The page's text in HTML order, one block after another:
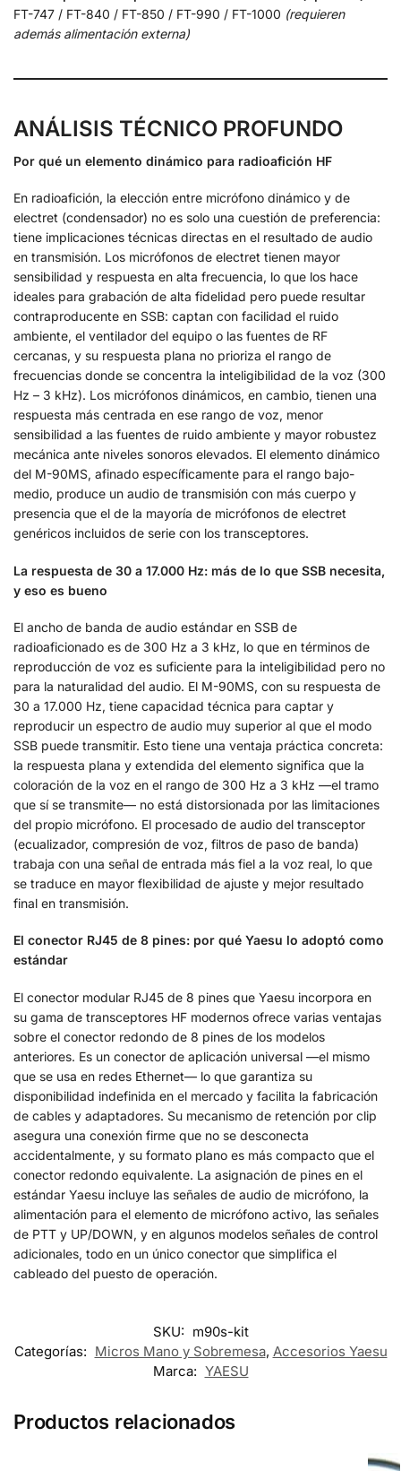
FT-747 / FT-840 / FT-850 / FT-990 / FT-1000 (requieren
además alimentación externa)
ANÁLISIS TÉCNICO PROFUNDO
Por qué un elemento dinámico para radioafición HF
En radioafición, la elección entre micrófono dinámico y de
electret (condensador) no es solo una cuestión de preferencia:
tiene implicaciones técnicas directas en el resultado de audio
en transmisión. Los micrófonos de electret tienen mayor
sensibilidad y respuesta en alta frecuencia, lo que los hace
ideales para grabación de alta fidelidad pero puede resultar
contraproducente en SSB: captan con facilidad el ruido
ambiente, el ventilador del equipo o las fuentes de RF
cercanas, y su respuesta plana no prioriza el rango de
frecuencias donde se concentra la inteligibilidad de la voz (300
Hz – 3 kHz). Los micrófonos dinámicos, en cambio, tienen una
respuesta más centrada en ese rango de voz, menor
sensibilidad a las fuentes de ruido ambiente y mayor robustez
mecánica ante niveles sonoros elevados. El elemento dinámico
del M-90MS, afinado específicamente para el rango bajo-
medio, produce un audio de transmisión con más cuerpo y
presencia que el de la mayoría de micrófonos de electret
genéricos incluidos de serie con los transceptores.
La respuesta de 30 a 17.000 Hz: más de lo que SSB necesita,
y eso es bueno
El ancho de banda de audio estándar en SSB de
radioaficionado es de 300 Hz a 3 kHz, lo que en términos de
reproducción de voz es suficiente para la inteligibilidad pero no
para la naturalidad del audio. El M-90MS, con su respuesta de
30 a 17.000 Hz, tiene capacidad técnica para captar y
reproducir un espectro de audio muy superior al que el modo
SSB puede transmitir. Esto tiene una ventaja práctica concreta:
la respuesta plana y extendida del elemento significa que la
coloración de la voz en el rango de 300 Hz a 3 kHz —el tramo
que sí se transmite— no está distorsionada por las limitaciones
del propio micrófono. El procesado de audio del transceptor
(ecualizador, compresión de voz, filtros de paso de banda)
trabaja con una señal de entrada más fiel a la voz real, lo que
se traduce en mayor flexibilidad de ajuste y mejor resultado
final en transmisión.
El conector RJ45 de 8 pines: por qué Yaesu lo adoptó como
estándar
El conector modular RJ45 de 8 pines que Yaesu incorpora en
su gama de transceptores HF modernos ofrece varias ventajas
sobre el conector redondo de 8 pines de los modelos
anteriores. Es un conector de aplicación universal —el mismo
que se usa en redes Ethernet— lo que garantiza su
disponibilidad indefinida en el mercado y facilita la fabricación
de cables y adaptadores. Su mecanismo de retención por clip
asegura una conexión firme que no se desconecta
accidentalmente, y su formato plano es más compacto que el
conector redondo equivalente. La asignación de pines en el
estándar Yaesu incluye las señales de audio de micrófono, la
alimentación para el elemento de micrófono activo, las señales
de PTT y UP/DOWN, y en algunos modelos señales de control
adicionales, todo en un único conector que simplifica el
cableado del puesto de operación.
SKU: m90s-kit
Categorías: Micros Mano y Sobremesa, Accesorios Yaesu
Marca: YAESU
Productos relacionados